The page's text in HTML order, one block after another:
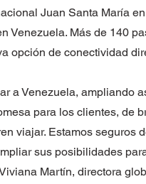
Juan Santa María
Venezuela. Más de 140
opción de conectividad
a Venezuela, ampliando
para los clientes, de
viajar. Estamos seguros
sus posibilidades
Martín, directora